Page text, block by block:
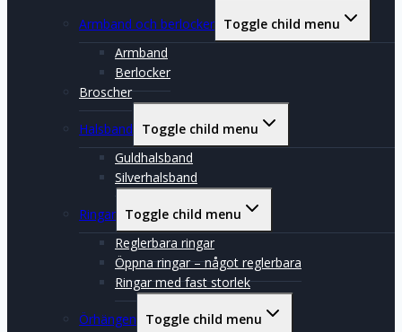
Armband och berlocker Toggle child menu
Armband
Berlocker
Broscher
Halsband
Toggle child menu
Guldhalsband
Silverhalsband
Ringar Toggle child menu
Reglerbara ringar
Öppna ringar – något reglerbara
Ringar med fast storlek
Örhängen
Toggle child menu